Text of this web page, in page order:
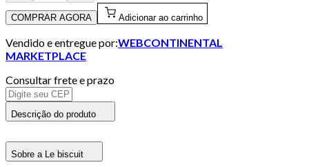
COMPRAR AGORA Adicionar ao carrinho
Vendido e entregue por:WEBCONTINENTAL
MARKETPLACE
Consultar frete e prazo
Descrição do produto
Sobre a Le biscuit